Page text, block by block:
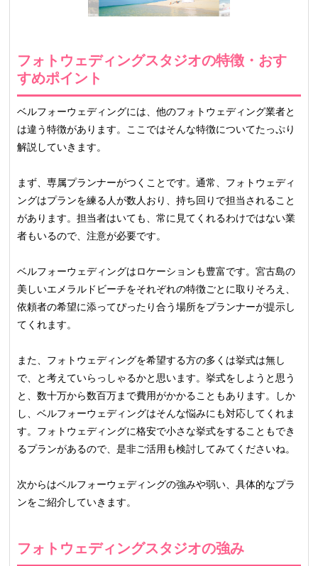
フォトウェディングスタジオの特徴・おす
すめポイント
ベルフォーウェディングには、他のフォトウェディング業者と
は違う特徴があります。ここではそんな特徴についてたっぷり
解説していきます。
まず、専属プランナーがつくことです。通常、フォトウェディ
ングはプランを練る人が数人おり、持ち回りで担当されること
があります。担当者はいても、常に見てくれるわけではない業
者もいるので、注意が必要です。
ベルフォーウェディングはロケーションも豊富です。宮古島の
美しいエメラルドビーチをそれぞれの特徴ごとに取りそろえ、
依頼者の希望に添ってぴったり合う場所をプランナーが提示し
てくれます。
また、フォトウェディングを希望する方の多くは挙式は無し
で、と考えていらっしゃるかと思います。挙式をしようと思う
と、数十万から数百万まで費用がかかることもあります。しか
し、ベルフォーウェディングはそんな悩みにも対応してくれま
す。フォトウェディングに格安で小さな挙式をすることもでき
るプランがあるので、是非ご活用も検討してみてくださいね。
次からはベルフォーウェディングの強みや弱い、具体的なプラ
ンをご紹介していきます。
フォトウェディングスタジオの強み